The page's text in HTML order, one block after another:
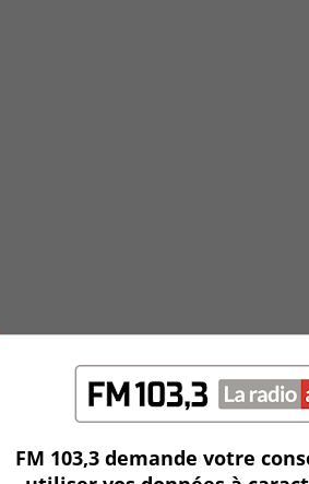
FM 103,3 demande votre